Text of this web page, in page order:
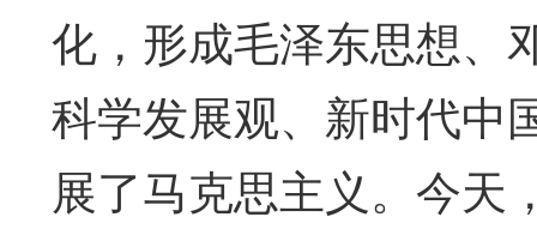
化，形成毛泽东思想、
科学发展观、新时代中
展了马克思主义。今天